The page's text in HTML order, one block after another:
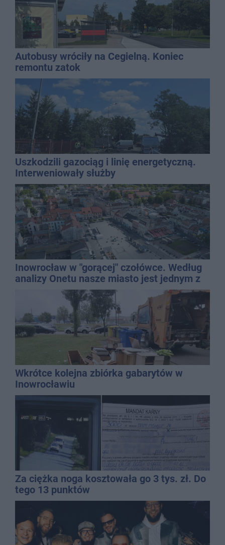
Autobusy wróciły na Cegielną. Koniec
remontu zatok
Uszkodzili gazociąg i linię energetyczną.
Interweniowały służby
Inowrocław w "gorącej" czołówce. Według
analizy Onetu nasze miasto jest jednym z
najbardziej narażonych na upały
Wkrótce kolejna zbiórka gabarytów w
Inowrocławiu
Za ciężka noga kosztowała go 3 tys. zł. Do
tego 13 punktów